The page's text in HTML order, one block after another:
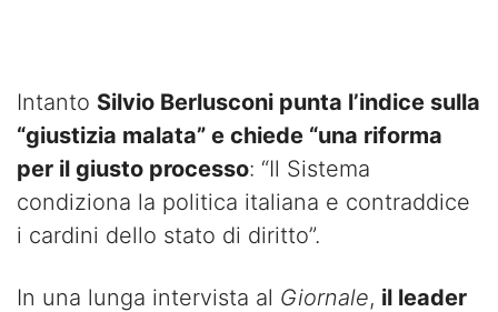
Intanto Silvio Berlusconi punta l’indice sulla
“giustizia malata” e chiede “una riforma
per il giusto processo: “Il Sistema
condiziona la politica italiana e contraddice
i cardini dello stato di diritto”.
In una lunga intervista al Giornale, il leader